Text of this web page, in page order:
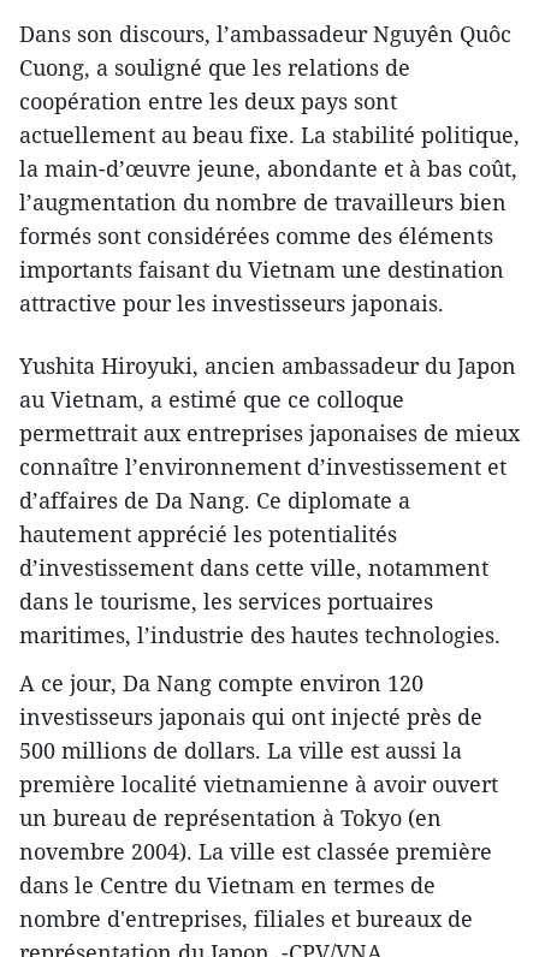
Dans son discours, l’ambassadeur Nguyên Quôc
Cuong, a souligné que les relations de
coopération entre les deux pays sont
actuellement au beau fixe. La stabilité politique,
la main-d’œuvre jeune, abondante et à bas coût,
l’augmentation du nombre de travailleurs bien
formés sont considérées comme des éléments
importants faisant du Vietnam une destination
attractive pour les investisseurs japonais.
Yushita Hiroyuki, ancien ambassadeur du Japon
au Vietnam, a estimé que ce colloque
permettrait aux entreprises japonaises de mieux
connaître l’environnement d’investissement et
d’affaires de Da Nang. Ce diplomate a
hautement apprécié les potentialités
d’investissement dans cette ville, notamment
dans le tourisme, les services portuaires
maritimes, l’industrie des hautes technologies.
A ce jour, Da Nang compte environ 120
investisseurs japonais qui ont injecté près de
500 millions de dollars. La ville est aussi la
première localité vietnamienne à avoir ouvert
un bureau de représentation à Tokyo (en
novembre 2004). La ville est classée première
dans le Centre du Vietnam en termes de
nombre d'entreprises, filiales et bureaux de